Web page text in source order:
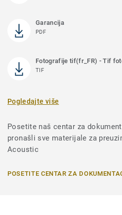
Garancija
PDF
Fotografije tif(fr_FR) - Tif
TIF
Pogledajte više
Posetite naš centar za
pronašli sve materijale za
Acoustic
POSETITE CENTAR ZA